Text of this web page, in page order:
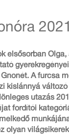
elsősorban Olga,
A furcsa
kislánnyá
utazás
fordítói
olyan